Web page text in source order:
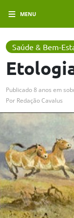
MENU
Saúde & Bem-
Publicado8 anos em
Por Redação Cavalus